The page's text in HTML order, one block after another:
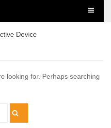
Device
looking for. Perhaps searching